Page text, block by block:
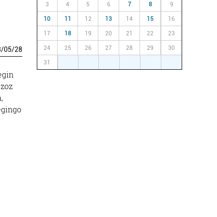
/05/28
3 4 5 6 7 8 9
10 11 12 13 14 15 16
17 18 19 20 21 22 23
24 25 26 27 28 29 30
31